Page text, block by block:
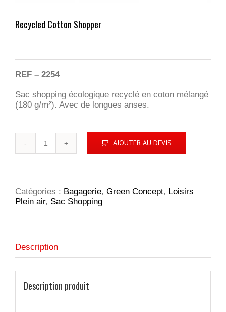
Recycled Cotton Shopper
REF – 2254
Sac shopping écologique recyclé en coton mélangé
(180 g/m²). Avec de longues anses.
AJOUTER AU DEVIS
Catégories : Bagagerie, Green Concept, Loisirs
Plein air, Sac Shopping
Description
Description produit